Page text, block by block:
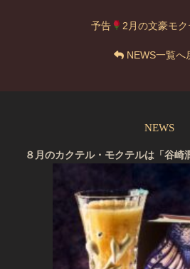
予告 2月の文豪モ
NEWS一覧へ
NEWS
８月のカクテル・モクテルは「谷崎